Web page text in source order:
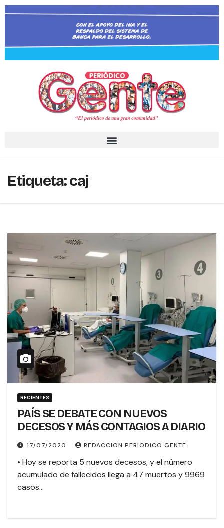
Etiqueta:caj
RECIENTES
PAÍS SE DEBATE CON NUEVOS
DECESOS Y MÁS CONTAGIOS A DIARIO
17/07/2020 REDACCION PERIODICO GENTE
• Hoy se reporta 5 nuevos decesos, y el número
acumulado de fallecidos llega a 47 muertos y 9969
casos…